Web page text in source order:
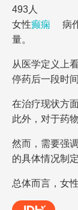
493人
女性癫痫 病
量。
从医学定义上
停药后一段时
在治疗现状方
此外，对于药
然而，需要强
的具体情况制
总体而言，女